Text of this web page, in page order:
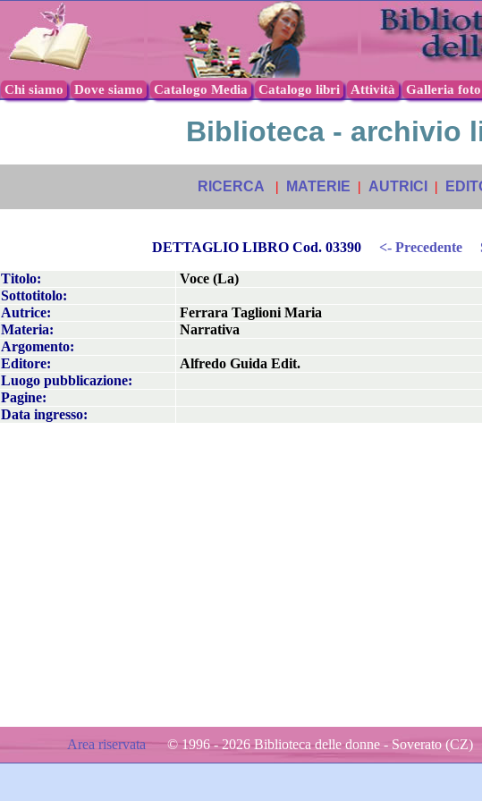
Chi siamo Dove siamo Catalogo Media Catalogo libri Attività Galleria foto
Biblioteca - archivio
RICERCA | MATERIE | AUTRICI |
DETTAGLIO LIBRO Cod. 03390 <- Precedente
Titolo:
Voce (La)
Sottotitolo:
Autrice:
Ferrara Taglioni Maria
Materia:
Narrativa
Argomento:
Editore:
Alfredo Guida Edit.
Luogo pubblicazione:
Pagine:
Data ingresso:
Area riservata© 1996 - 2026 Biblioteca delle donne - Soverato (CZ)